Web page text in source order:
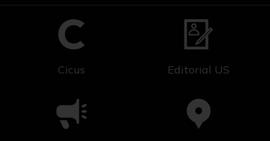
Cicus Editorial US